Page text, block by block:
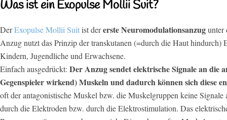
Was ist ein Exopulse Mollii Suit?
DerExopulse Mollii Suitist dererste Neuromodulationsanzugunter
Anzug nutzt dasPrinzip der transkutanen (=durch die Haut
Kindern, Jugendliche und Erwachsene.
Einfach ausgedrückt: Der Anzug sendet elektrische Signale an die
Gegenspieler wirkend) Muskeln und dadurch können sich diese
oft der antagonistische Muskel bzw. die Muskelgruppen keine
durch die Elektroden bzw. durch die Elektrostimulation. Das